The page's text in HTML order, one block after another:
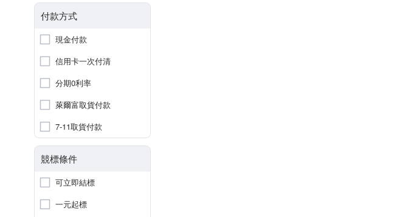
付款方式
現金付款
信用卡一次付清
分期0利率
萊爾富取貨付款
7-11取貨付款
競標條件
可立即結標
一元起標